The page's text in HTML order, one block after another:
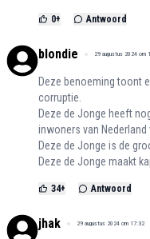
0+ Antwoord
blondie 29 augustus 2024 om
Deze benoeming toont
corruptie.
Deze de Jonge heeft
inwoners van
Deze de Jonge is de
Deze de Jonge maakt
34+ Antwoord
jhak 29 augustus 2024 om 17:32